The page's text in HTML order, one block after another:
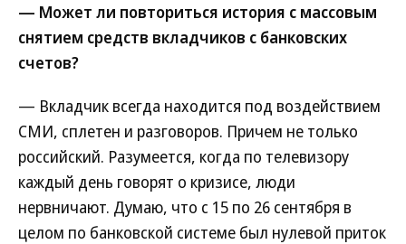
— Может ли повториться история с массовым
снятием средств вкладчиков с банковских
счетов?
— Вкладчик всегда находится под воздействием
СМИ, сплетен и разговоров. Причем не только
российский. Разумеется, когда по телевизору
каждый день говорят о кризисе, люди
нервничают. Думаю, что с 15 по 26 сентября в
целом по банковской системе был нулевой приток